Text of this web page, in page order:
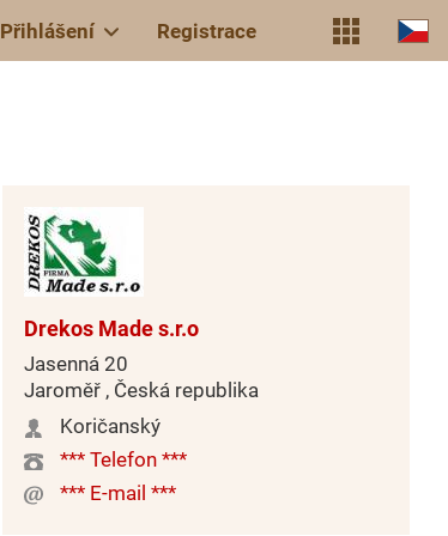
Přihlášení Registrace
Drekos Made s.r.o
Jasenná 20
Jaroměř , Česká republika
Koričanský
*** Telefon ***
*** E-mail ***